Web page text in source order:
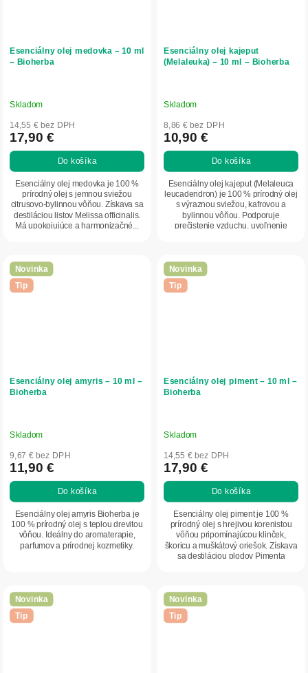
Esenciálny olej medovka – 10 ml
– Bioherba
Skladom
14,55 € bez DPH
17,90 €
Do košíka
Esenciálny olej medovka je 100 %
prírodný olej s jemnou sviežou
citrusovo-bylinnou vôňou. Získava sa
destiláciou listov Melissa officinalis.
Má upokojujúce a harmonizačné...
Esenciálny olej kajeput
(Melaleuka) – 10 ml – Bioherba
Skladom
8,86 € bez DPH
10,90 €
Do košíka
Esenciálny olej kajeput (Melaleuca
leucadendron) je 100 % prírodný olej
s výraznou sviežou, kafrovou a
bylinnou vôňou. Podporuje
prečistenie vzduchu, uvoľnenie
Novinka
Tip
Esenciálny olej amyris – 10 ml –
Bioherba
Skladom
9,67 € bez DPH
11,90 €
Do košíka
Esenciálny olej amyris Bioherba je
100 % prírodný olej s teplou drevitou
vôňou. Ideálny do aromaterapie,
parfumov a prírodnej kozmetiky.
Novinka
Tip
Esenciálny olej piment – 10 ml –
Bioherba
Skladom
14,55 € bez DPH
17,90 €
Do košíka
Esenciálny olej piment je 100 %
prírodný olej s hrejivou korenistou
vôňou pripomínajúcou klinček,
škoricu a muškátový oriešok. Získava
sa destiláciou plodov Pimenta
Novinka
Tip
Novinka
Tip